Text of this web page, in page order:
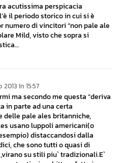
acutissima perspicacia
il periodo storico in cui si è
numero di vincitori “non pale ale
Mild, visto che sopra si
In 15:57
ma secondo me questa “deriva
in parte ad una certa
delle pale ales britanniche,
usano luppoli americani(o
distaccandosi dalla
che sono tutti o quasi di
su stili piu` tradizionali.E`